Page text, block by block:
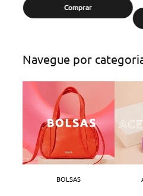
Comprar
Navegue por
BOLSAS